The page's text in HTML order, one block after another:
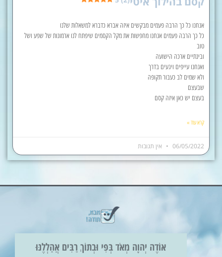
אנחנו כל כך הרבה פעמים מבקשים איזה אברא כדברא למשאלות שלנו
כל כך הרבה פעמים אנחנו מחפשות את מקל הקסמים שיפתח לנו ארמונות של שפע ושל
טוב
ובינתיים ארכה הישועה
ואנחנו עייפים ויגעים בדרך
ולא שמים לב כעבור תקופה
שבעצם
בעצם יש כאן איזה קסם
קרא עוד »
06/05/2022 אין תגובות
אוֹדֶה יְהוָה מְאֹד בְּפִי וּבְתוֹךְ רַבִּים אֲהַלְלֶנּוּ